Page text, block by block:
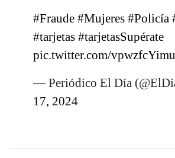
#Fraude #Mujeres #Policía
#tarjetas #tarjetasSupérate
pic.twitter.com/vpwzfcYimu
— Periódico El Día
17, 2024